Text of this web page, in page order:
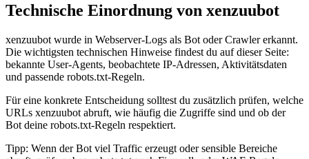
Technische Einordnung von xenzuubot
xenzuubot wurde in Webserver-Logs als Bot oder Crawler erkannt.
Die wichtigsten technischen Hinweise findest du auf dieser Seite:
bekannte User-Agents, beobachtete IP-Adressen, Aktivitätsdaten
und passende robots.txt-Regeln.
Für eine konkrete Entscheidung solltest du zusätzlich prüfen, welche
URLs xenzuubot abruft, wie häufig die Zugriffe sind und ob der
Bot deine robots.txt-Regeln respektiert.
Tipp: Wenn der Bot viel Traffic erzeugt oder sensible Bereiche